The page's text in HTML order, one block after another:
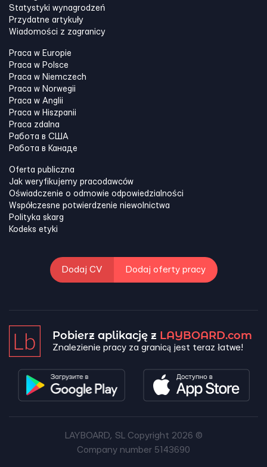
Statystyki wynagrodzeń
Przydatne artykuły
Wiadomości z zagranicy
Praca w Europie
Praca w Polsce
Praca w Niemczech
Praca w Norwegii
Praca w Anglii
Praca w Hiszpanii
Praca zdalna
Работа в США
Работа в Канадe
Oferta publiczna
Jak weryfikujemy pracodawców
Oświadczenie o odmowie odpowiedzialności
Współczesne potwierdzenie niewolnictwa
Polityka skarg
Kodeks etyki
Dodaj CV Dodaj oferty pracy
Pobierz aplikację z LAYBOARD.com
Znalezienie pracy za granicą jest teraz łatwe!
LAYBOARD, SL Copyright 2026 ©
Company number 5143690